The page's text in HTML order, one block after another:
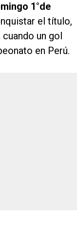
1°de
el título,
un gol
en Perú.